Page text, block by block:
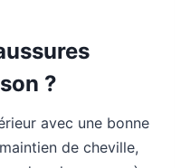
?
avec une bonne
de cheville,